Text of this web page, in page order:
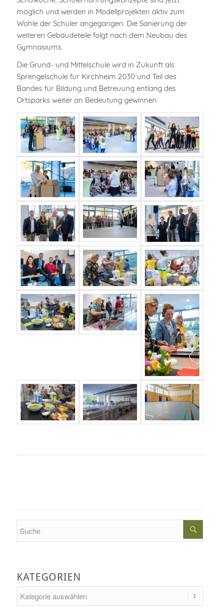
möglich und werden in Modellprojekten aktiv zum
Wohle der Schüler angegangen. Die Sanierung der
weiteren Gebäudeteile folgt nach dem Neubau des
Gymnasiums.
Die Grund- und Mittelschule wird in Zukunft als
Sprengelschule für Kirchheim 2030 und Teil des
Bandes für Bildung und Betreuung entlang des
Ortsparks weiter an Bedeutung gewinnen.
KATEGORIEN